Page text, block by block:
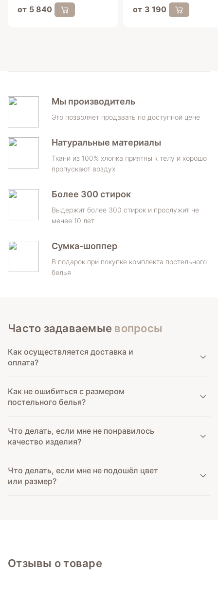
от 5 840 от 3 190
Мы производитель
Это позволяет продавать по доступной цене
Натуральные материалы
Ткани из 100% хлопка приятны к телу и хорошо
пропускают воздух
Более 300 стирок
Выдержит более 300 стирок и прослужит не
менее 10 лет
Сумка-шоппер
В подарок при покупке комплекта постельного
белья
Часто задаваемые вопросы
Как осуществляется доставка и
оплата?
Как не ошибиться с размером
постельного белья?
Что делать, если мне не понравилось
качество изделия?
Что делать, если мне не подошёл цвет
или размер?
Отзывы о товаре